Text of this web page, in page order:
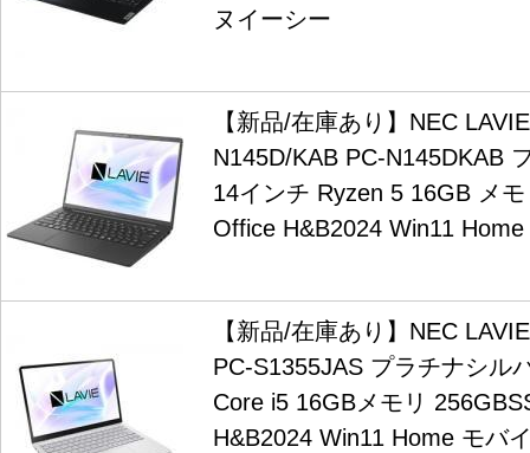
ヌイーシー
【新品/在庫あり】NEC
N145D/KAB PC-N145DKAB
14インチ Ryzen 5 16GB メ
Office H&B2024 Win11
【新品/在庫あり】NEC
PC-S1355JAS プラチナシル
Core i5 16GBメモリ
H&B2024 Win11 Home モバ